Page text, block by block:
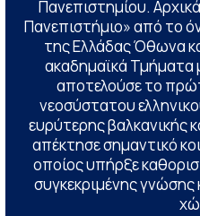
Πανεπιστημίου.
Πανεπιστήμιο» από το
της Ελλάδας Όθωνα
ακαδημαϊκά Τμήματα
αποτελούσε το
νεοσύστατου
ευρύτερης βαλκανικής
απέκτησε σημαντικό
οποίος υπήρξε
συγκεκριμένης γνώσης